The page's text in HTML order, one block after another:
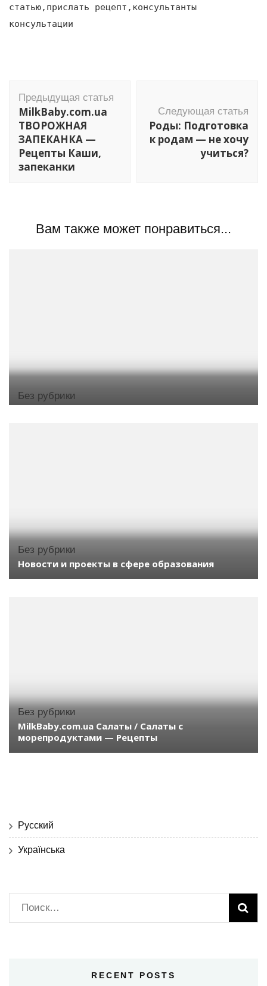
статью,прислать рецепт,консультанты
консультации
по
записям
Предыдущая статья
MilkBaby.com.ua
ТВОРОЖНАЯ
ЗАПЕКАНКА —
Рецепты Каши,
запеканки
Следующая статья
Роды: Подготовка
к родам — не хочу
учиться?
Вам также может понравиться...
Без рубрики
Без рубрики
Новости и проекты в сфере образования
Без рубрики
MilkBaby.com.ua Салаты / Салаты с
морепродуктами — Рецепты
Русский
Українська
Найти:
RECENT POSTS